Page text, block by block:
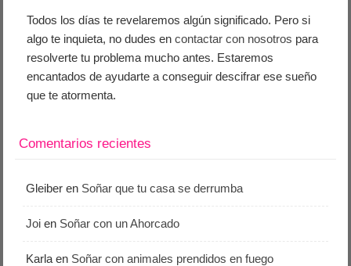
Todos los días te revelaremos algún significado. Pero si
algo te inquieta, no dudes encontactar con nosotros para
resolverte tu problema mucho antes. Estaremos
encantados de ayudarte a conseguir descifrar ese sueño
que te atormenta.
Comentarios recientes
Gleiber en Soñar que tu casa se derrumba
Joi en Soñar con un Ahorcado
Karla en Soñar con animales prendidos en fuego